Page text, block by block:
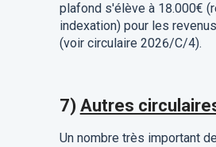
plafond s'élève à 18.000€
indexation) pour les
(voir circulaire 2026/C/4).
7) Autres
Un nombre très important